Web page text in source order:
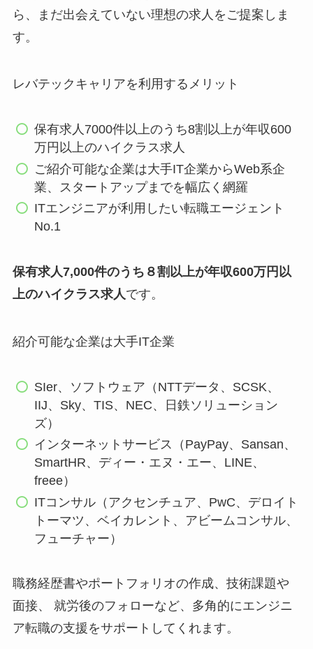
ら、まだ出会えていない理想の求人をご提案しま
す。
レバテックキャリアを利用するメリット
保有求人7000件以上のうち8割以上が年収600
万円以上のハイクラス求人
ご紹介可能な企業は大手IT企業からWeb系企
業、スタートアップまでを幅広く網羅
ITエンジニアが利用したい転職エージェント
No.1
保有求人7,000件のうち８割以上が年収600万円以
上のハイクラス求人です。
紹介可能な企業は大手IT企業
SIer、ソフトウェア（NTTデータ、SCSK、
IIJ、Sky、TIS、NEC、日鉄ソリューション
ズ）
インターネットサービス（PayPay、Sansan、
SmartHR、ディー・エヌ・エー、LINE、
freee）
ITコンサル（アクセンチュア、PwC、デロイト
トーマツ、ベイカレント、アビームコンサル、
フューチャー）
職務経歴書やポートフォリオの作成、技術課題や
面接、 就労後のフォローなど、多角的にエンジニ
ア転職の支援をサポートしてくれます。